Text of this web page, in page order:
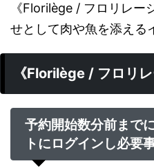
《Florilège / フロリレー
せとして肉や魚を添える
《Florilège / フロリ
予約開始数分前まで
トにログインし必要